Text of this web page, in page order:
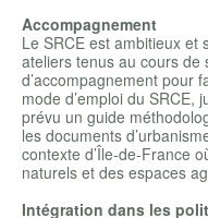
Accompagnement
Le SRCE est ambitieux et
ateliers tenus au cours
d’accompagnement pour
mode d’emploi du SRCE,
prévu un guide
les documents
contexte d’Île-de-France
naturels et des espaces
Intégration dans les